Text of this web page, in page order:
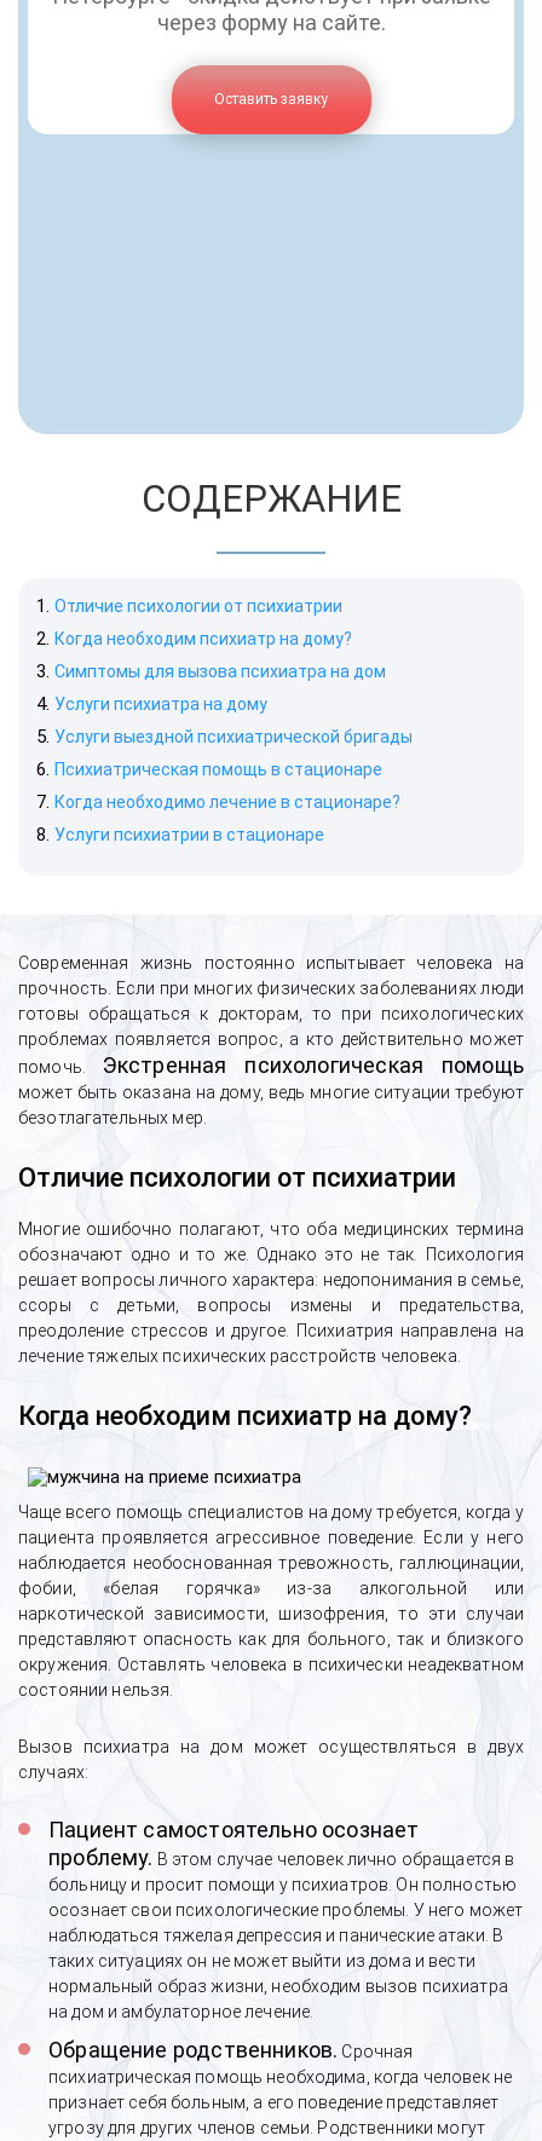
через форму на сайте.
Оставить заявку
СОДЕРЖАНИЕ
Отличие психологии от психиатрии
Когда необходим психиатр на дому?
Симптомы для вызова психиатра на дом
Услуги психиатра на дому
Услуги выездной психиатрической бригады
Психиатрическая помощь в стационаре
Когда необходимо лечение в стационаре?
Услуги психиатрии в стационаре
Современная жизнь постоянно испытывает человека на
прочность. Если при многих физических заболеваниях люди
готовы обращаться к докторам, то при психологических
проблемах появляется вопрос, а кто действительно может
помочь. Экстренная психологическая помощь
может быть оказана на дому, ведь многие ситуации требуют
безотлагательных мер.
Отличие психологии от психиатрии
Многие ошибочно полагают, что оба медицинских термина
обозначают одно и то же. Однако это не так. Психология
решает вопросы личного характера: недопонимания в семье,
ссоры с детьми, вопросы измены и предательства,
преодоление стрессов и другое. Психиатрия направлена на
лечение тяжелых психических расстройств человека.
Когда необходим психиатр на дому?
Чаще всего помощь специалистов на дому требуется, когда у
пациента проявляется агрессивное поведение. Если у него
наблюдается необоснованная тревожность, галлюцинации,
фобии, «белая горячка» из-за алкогольной или
наркотической зависимости, шизофрения, то эти случаи
представляют опасность как для больного, так и близкого
окружения. Оставлять человека в психически неадекватном
состоянии нельзя.
Вызов психиатра на дом может осуществляться в двух
случаях:
Пациент самостоятельно осознает
проблему. В этом случае человек лично обращается в
больницу и просит помощи у психиатров. Он полностью
осознает свои психологические проблемы. У него может
наблюдаться тяжелая депрессия и панические атаки. В
таких ситуациях он не может выйти из дома и вести
нормальный образ жизни, необходим вызов психиатра
на дом и амбулаторное лечение.
Обращение родственников. Срочная
психиатрическая помощь необходима, когда человек не
признает себя больным, а его поведение представляет
угрозу для других членов семьи. Родственники могут